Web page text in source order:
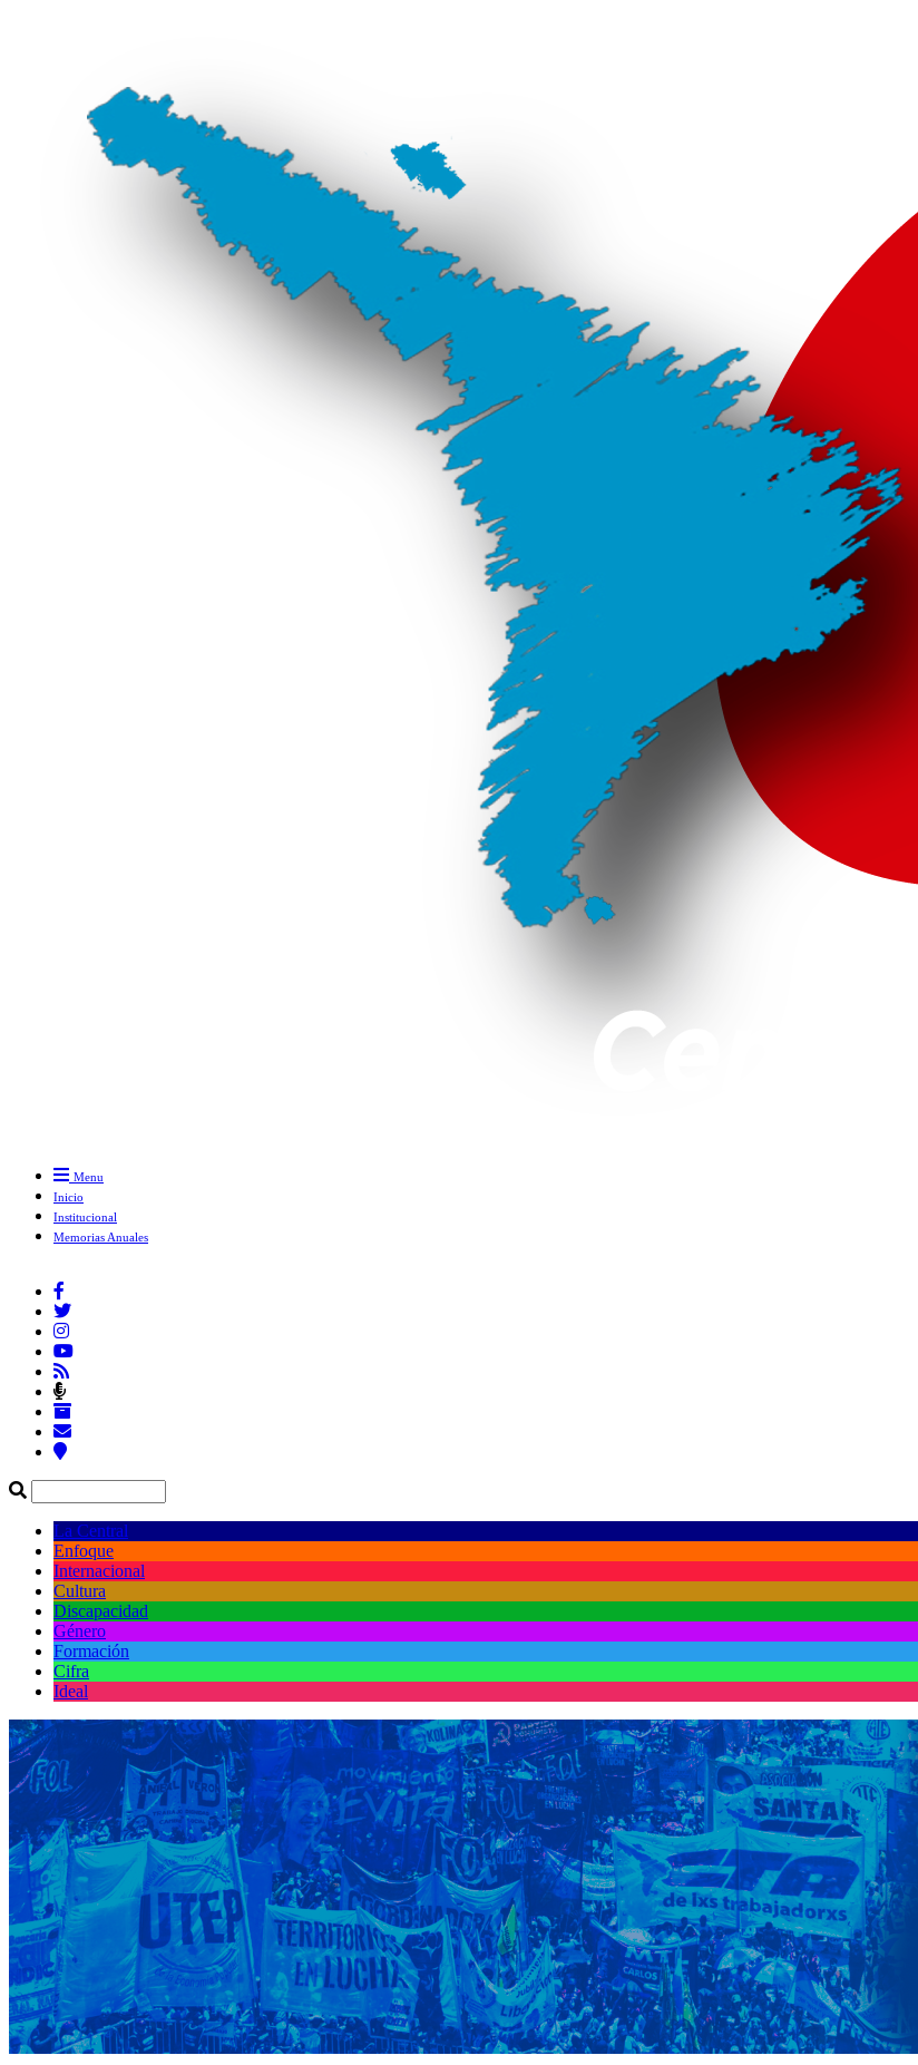
Menu
Inicio
Institucional
Memorias Anuales
La Central
Enfoque
Internacional
Cultura
Discapacidad
Género
Formación
Cifra
Ideal